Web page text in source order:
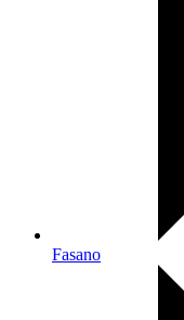
Fasano